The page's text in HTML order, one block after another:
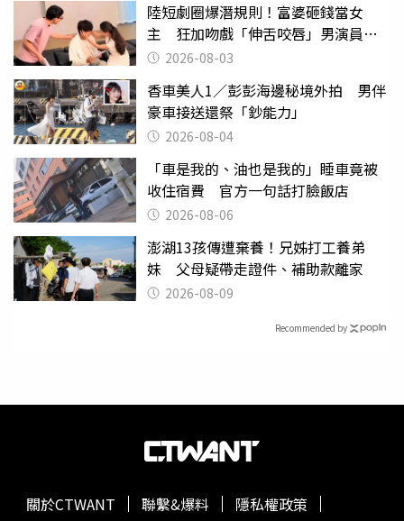
陸短劇圈爆潛規則！富婆砸錢當女
主 狂加吻戲「伸舌咬唇」男演員崩
潰 2026-08-03
香車美人1／彭彭海邊秘境外拍 男伴
豪車接送還祭「鈔能力」
2026-08-04
「車是我的、油也是我的」睡車竟被
收住宿費 官方一句話打臉飯店
2026-08-06
澎湖13孩傳遭棄養！兄姊打工養弟
妹 父母疑帶走證件、補助款離家
2026-08-09
Recommended by
關於CTWANT 聯繫&爆料
隱私權政策